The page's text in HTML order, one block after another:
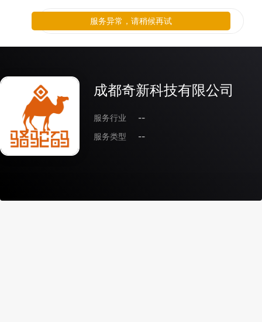
成都奇新科技有限公司
服务行业
--
服务类型
--
服务异常，请稍候再试